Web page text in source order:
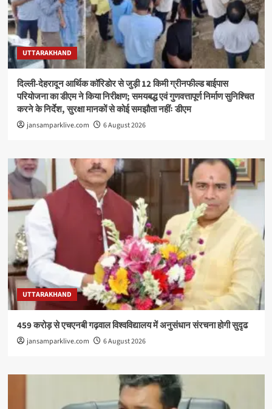
UTTARAKHAND
दिल्ली-देहरादून आर्थिक कॉरिडोर से जुड़ी 12 किमी ग्रीनफील्ड बाईपास
परियोजना का डीएम ने किया निरीक्षण; समयबद्ध एवं गुणवत्तापूर्ण निर्माण सुनिश्चित
करने के निर्देश, सुरक्षा मानकों से कोई समझौता नहींः डीएम
jansamparklive.com 6 August 2026
UTTARAKHAND
459 करोड़ से एचएनबी गढ़वाल विश्वविद्यालय में अनुसंधान संरचना होगी सुदृढ
jansamparklive.com 6 August 2026